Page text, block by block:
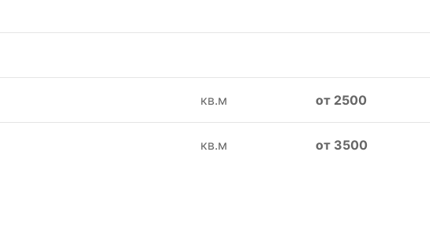
кв.м от 2500
кв.м от 3500